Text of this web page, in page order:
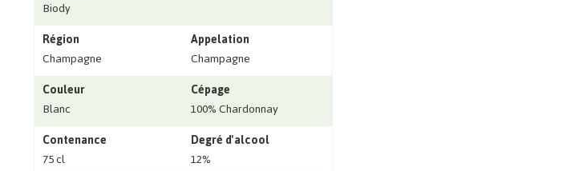
Biody
Région
Champagne
Appelation
Champagne
Couleur
Blanc
Cépage
100% Chardonnay
Contenance
75 cl
Degré d'alcool
12%